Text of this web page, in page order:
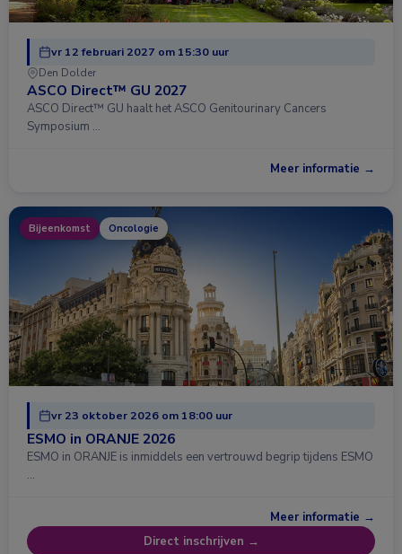
vr 12 februari 2027 om 15:30 uur
Den Dolder
ASCO Direct™ GU 2027
ASCO Direct™ GU haalt het ASCO Genitourinary Cancers
Symposium …
Meer informatie →
Bijeenkomst Oncologie
vr 23 oktober 2026 om 18:00 uur
ESMO in ORANJE 2026
ESMO in ORANJE is inmiddels een vertrouwd begrip tijdens ESMO
…
Meer informatie →
Direct inschrijven →